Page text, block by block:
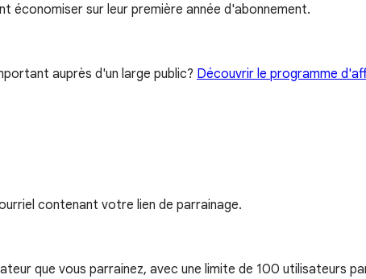
économiser sur leur première année d'abonnement.
auprès d'un large public? Découvrir le programme
contenant votre lien de parrainage.
que vous parrainez, avec une limite de 100 utilisateurs